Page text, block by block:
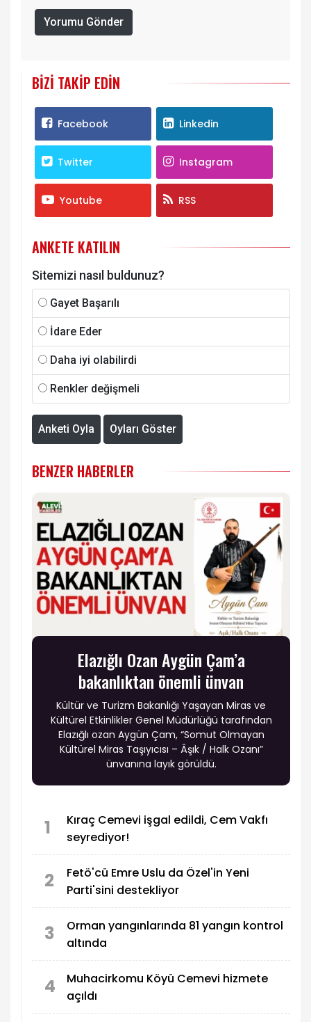
Yorumu Gönder
BIZI TAKIP EDIN
Facebook Linkedin
Twitter Instagram
Youtube RSS
ANKETE KATILIN
Sitemizi nasıl buldunuz?
Gayet Başarılı
İdare Eder
Daha iyi olabilirdi
Renkler değişmeli
Anketi Oyla Oyları Göster
BENZER HABERLER
Elazığlı Ozan Aygün Çam’a
bakanlıktan önemli ünvan
Kültür ve Turizm Bakanlığı Yaşayan Miras ve
Kültürel Etkinlikler Genel Müdürlüğü tarafından
Elazığlı ozan Aygün Çam, “Somut Olmayan
Kültürel Miras Taşıyıcısı – Âşık / Halk Ozanı”
ünvanına layık görüldü.
1
Kıraç Cemevi işgal edildi, Cem Vakfı
seyrediyor!
2
Fetö'cü Emre Uslu da Özel'in Yeni
Parti'sini destekliyor
3
Orman yangınlarında 81 yangın kontrol
altında
4
Muhacirkomu Köyü Cemevi hizmete
açıldı